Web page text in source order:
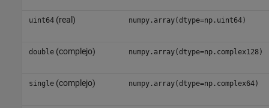
uint64(real) numpy.array(dtype=np.uint64)
double(complejo) numpy.array(dtype=np.complex128)
single(complejo) numpy.array(dtype=np.complex64)